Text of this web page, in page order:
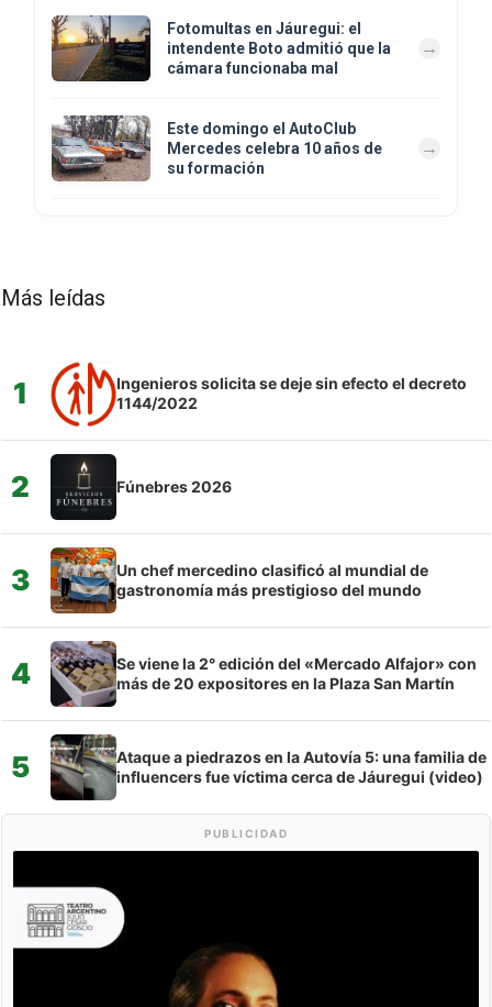
Fotomultas en Jáuregui: el
intendente Boto admitió que la
cámara funcionaba mal
Este domingo el AutoClub
Mercedes celebra 10 años de
su formación
Más leídas
1
Ingenieros solicita se deje sin efecto el decreto
1144/2022
2 Fúnebres 2026
3
Un chef mercedino clasificó al mundial de
gastronomía más prestigioso del mundo
4
Se viene la 2° edición del «Mercado Alfajor» con
más de 20 expositores en la Plaza San Martín
5
Ataque a piedrazos en la Autovía 5: una familia de
influencers fue víctima cerca de Jáuregui (video)
PUBLICIDAD